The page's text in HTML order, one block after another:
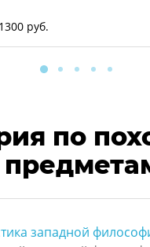
руб.
по
западной